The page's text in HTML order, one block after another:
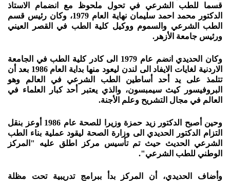
قسما للطب الشرعي في تحول ملحوظ مع انضمام الاستاذ
الدكتور محمد احمد سليمان نهاية العام 1979، وكان رئيس قسم
الطب الشرعي والسموم ووكيل كلية الطب في القصر العيني
ورئيس جامعة الأزهر.
وكان الحديدي انضم عام 1979 الى كادر كلية الطب في الجامعة
الاردنية لغايات الايفاد الى لندن ليعود منها بداية العام 1986 بعد أن
تتلمذ على يد أحد أساطين الطب الشرعي في العالم وهو
البروفيسور كيث سيمبسون، والذي يعتبر أحد كبار العلماء في
العالم في مجال التشريح وعلم الأجنة.
وحين أصبح الدكتور زيد حمزة وزيرا للصحة عام 1986 أوعز بنقل
التزام الدكتور الحديدي الى وزارة الصحة ليقود عملية بناء الطب
الشرعي الحديث حيث تم تأسيس مركز اطلق عليه "المركز
الوطني للطب الشرعي".
وأضاف الحديدي، أن المركز بدأ ببرامج تدريبية تحت مظلة